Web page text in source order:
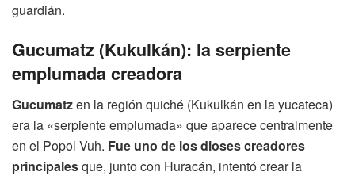
guardián.
Gucumatz (Kukulkán): la serpiente
emplumada creadora
Gucumatzen la región quiché (Kukulkán en la yucateca)
era la «serpiente emplumada» que aparece centralmente
en el Popol Vuh. Fue uno de los dioses creadores
principalesque, junto con Huracán, intentó crear la